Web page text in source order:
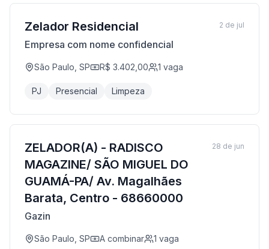
Zelador Residencial
Empresa com nome confidencial
São Paulo, SP R$ 3.402,00 1 vaga
PJ Presencial Limpeza
2 de jul
ZELADOR(A) - RADISCO
MAGAZINE/ SÃO MIGUEL DO
GUAMÁ-PA/ Av. Magalhães
Barata, Centro - 68660000
Gazin
São Paulo, SP A combinar 1 vaga
28 de jun